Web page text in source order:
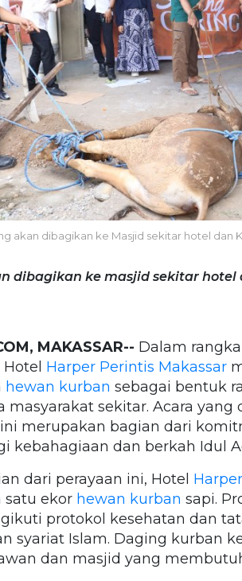
akan dibagikan ke Masjid sekitar hotel dan
dibagikan ke masjid sekitar
MAKASSAR-- Dalam
Hotel Harper Perintis Makassar
hewan kurban sebagai bentuk
masyarakat sekitar. Acara
ini merupakan bagian dari
kebahagiaan dan berkah Idul
dari perayaan ini, Hotel
satu ekor hewan kurban sapi.
protokol kesehatan dan
syariat Islam. Daging kurban
dan masjid yang